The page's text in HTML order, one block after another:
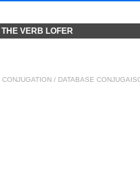
VERB LOFER
CONJUGATION / DATABASE